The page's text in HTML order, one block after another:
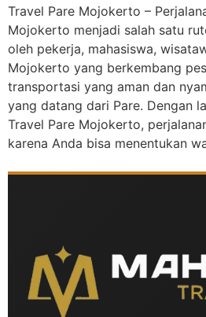
Travel Pare Mojokerto –
Mojokerto menjadi salah satu
oleh pekerja, mahasiswa,
Mojokerto yang berkembang
transportasi yang aman dan
yang datang dari Pare. Dengan
Travel Pare Mojokerto,
karena Anda bisa menentukan